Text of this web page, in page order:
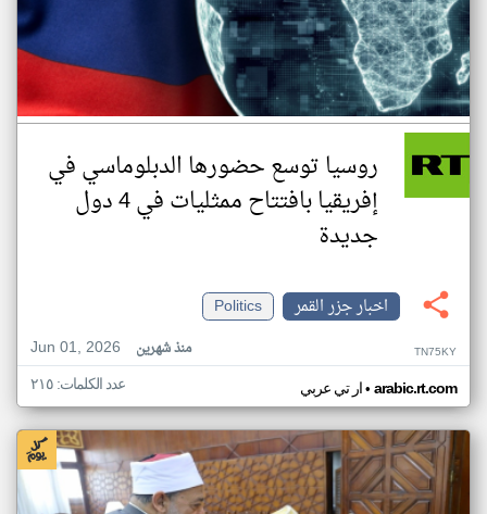
روسيا توسع حضورها الدبلوماسي في
إفريقيا بافتتاح ممثليات في 4 دول
جديدة
اخبار جزر القمر
Politics
Jun 01, 2026
منذ شهرين TN75KY
ار تي عربي• arabic.rt.com عدد الكلمات: ٢١٥